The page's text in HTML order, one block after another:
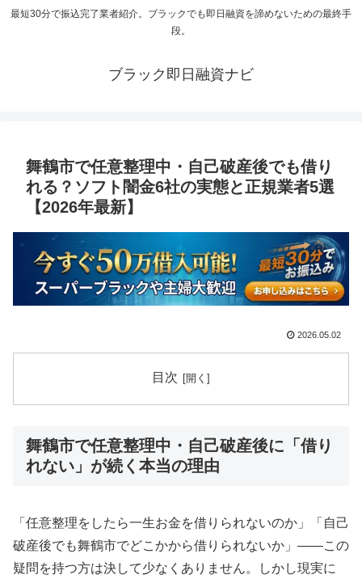
最短30分で振込完了業者紹介。ブラックでも即日融資を諦めないための最終手
段。
ブラック即日融資ナビ
舞鶴市で任意整理中・自己破産後でも借り
れる？ソフト闇金6社の実態と正規業者5選
【2026年最新】
2026.05.02
目次
舞鶴市で任意整理中・自己破産後に「借り
れない」が続く本当の理由
「任意整理をしたら一生お金を借りられないのか」「自己
破産後でも舞鶴市でどこかから借りられないか」——この
疑問を持つ方は決して少なくありません。しかし現実に